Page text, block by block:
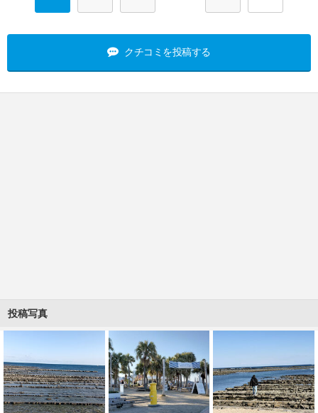
クチコミを投稿する
投稿写真